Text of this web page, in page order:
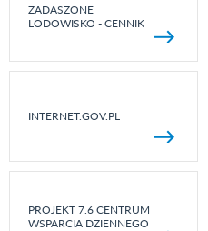
ZADASZONE
LODOWISKO - CENNIK
INTERNET.GOV.PL
PROJEKT 7.6 CENTRUM
WSPARCIA DZIENNEGO